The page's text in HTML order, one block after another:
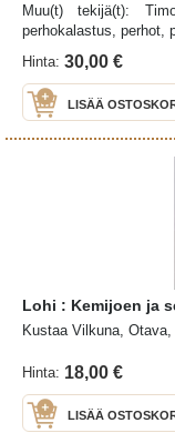
Muu(t) tekijä(t):
perhokalastus, perhot,
Hinta: 30,00 €
LISÄÄ
Lohi : Kemijoen ja
Kustaa Vilkuna, Otava,
Hinta: 18,00 €
LISÄÄ